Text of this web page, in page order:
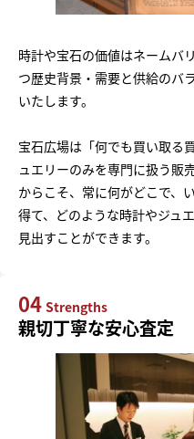
時計や宝石の価値はネームバ
つ歴史背景・需要と供給のバ
いたします。
宝石広場は「何でも買い取る
ュエリーのみを専門に扱う販
からこそ、常に何がどこで、
得て、どのような時計やジュ
見出すことができます。
04 Strengths
親切丁寧な安心査定